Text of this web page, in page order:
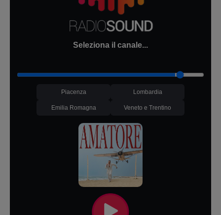
Seleziona il canale...
Piacenza Lombardia
Emilia Romagna Veneto e Trentino